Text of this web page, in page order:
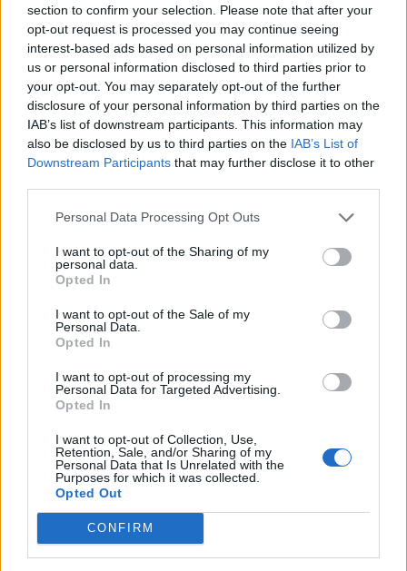
section to confirm your selection. Please note that after your
opt-out request is processed you may continue seeing
interest-based ads based on personal information utilized by
us or personal information disclosed to third parties prior to
your opt-out. You may separately opt-out of the further
disclosure of your personal information by third parties on the
IAB’s list of downstream participants. This information may
also be disclosed by us to third parties on the IAB’s List of
Downstream Participants that may further disclose it to other
Personal Data Processing Opt Outs
I want to opt-out of the Sharing of my
personal data.
Opted In
I want to opt-out of the Sale of my
Personal Data.
Opted In
I want to opt-out of processing my
Personal Data for Targeted Advertising.
Opted In
I want to opt-out of Collection, Use,
Retention, Sale, and/or Sharing of my
Personal Data that Is Unrelated with the
Purposes for which it was collected.
Opted Out
CONFIRM
7 - 18
Squalificato 0 - 0%
Infortunato 0 - 0
Inutilizzato 27 - 71%
Scarica riepilogo
stagionale
Giornata Entrato Bonus/Malus
TOR 3-2 FIO
FIO 1-0 GEN
CAR 0-1 FIO
2-0 BOL
6 INT 1-4 FIO